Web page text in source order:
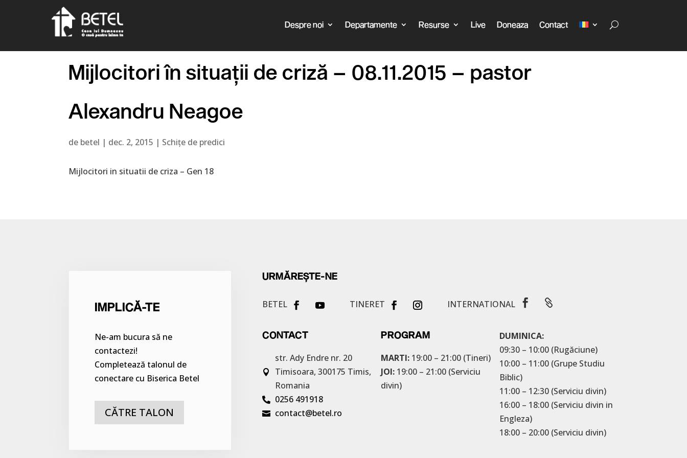
Despre noi Departamente Resurse Live Doneaza Contact
Mijlocitori în situații de criză – 08.11.2015 – pastor
Alexandru Neagoe
de betel | dec. 2, 2015 | Schițe de predici
Mijlocitori in situatii de criza – Gen 18
IMPLICĂ-TE
Ne-am bucura să ne
contactezi!
Completează talonul de
conectare cu Biserica Betel
CĂTRE TALON
URMĂREȘTE-NE
BETEL TINERET INTERNATIONAL  
CONTACT

str. Ady Endre nr. 20
Timisoara, 300175 Timis,
Romania
 0256 491918
 contact@betel.ro
PROGRAM
MARTI: 19:00 – 21:00 (Tineri)
JOI: 19:00 – 21:00 (Serviciu
divin)
DUMINICA:
09:30 – 10:00 (Rugăciune)
10:00 – 11:00 (Grupe Studiu
Biblic)
11:00 – 12:30 (Serviciu divin)
16:00 – 18:00 (Serviciu divin in
Engleza)
18:00 – 20:00 (Serviciu divin)